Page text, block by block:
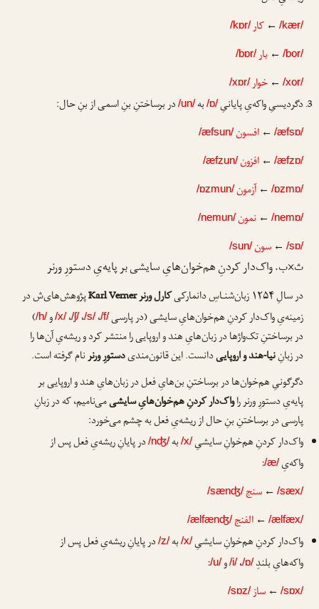
/kær/
←کار/kɒr/
/bor/
← بار/bɒr/
/xor/
←خوار/xɒr/
دگردیسیِ واکه‌یِ پایانیِ/ɒ/به/un/در برساختنِ بنِ اسمی از بنِ حال:
/æfsɒ/
←افسون/æfsun/
/æfzɒ/
←افزون/æfzun/
/ɒzmɒ/
←آزمون/ɒzmun/
/nemɒ/
← نمون/nemun/
/sɒ/
←سون/sun/
ث×ب. واک‌دار کردنِ هم‌خوان‌هایِ سایشی بر پایه‌یِ دستورِ ورنر
در سالِ ۱۲۵۴ زبان‌شنـاسِ دانمارکی کارل ورنرKarl Vernerپژوهش‌های‌ش در
زمینه‌یِ واک‌دار کردنِ هم‌خوان‌هایِ سایشی (در پارسی/f/،/s/،/ʃ/،/x/و/h/
)
در برساختنِ تک‌واژها در زبان‌هایِ هند و اروپایی را منتشر کرد و ریشه‌یِ آن‌ها را
در زبانِنیا-هند و اروپاییدانست. این قانون‌مندیدستورِ ورنرنام گرفته است.
دگرگونیِ هم‌خوان‌ها در برساختنِ بن‌هایِ فعل در زبان‌هایِ هند و اروپایی بر
پایه‌یِ دستورِ ورنر راواک‌دار کردنِ هم‌خوان‌هایِ سایشیمی‌نامیم، که در زبانِ
پارسی در برساختنِ بنِ حال از ریشه‌یِ فعل به چشم می‌خورد:
واک‌دار کردنِ هم‌خوانِ سایشیِ/x/به/nʤ/در پایانِ ریشه‌یِ فعل پس از
واکه‌یِ/æ/
:
/sæx/
←سنج /sænʤ/
/ælfæx/
←الفنج /ælfænʤ/
واک‌دار کردنِ هم‌خوانِ سایشیِ/x/به/z/در پایانِ ریشه‌یِ فعل پس از
واکه‌هایِ بلندِ/ɒ/،/i/و/u/
:
/sɒx/
←ساز/sɒz/